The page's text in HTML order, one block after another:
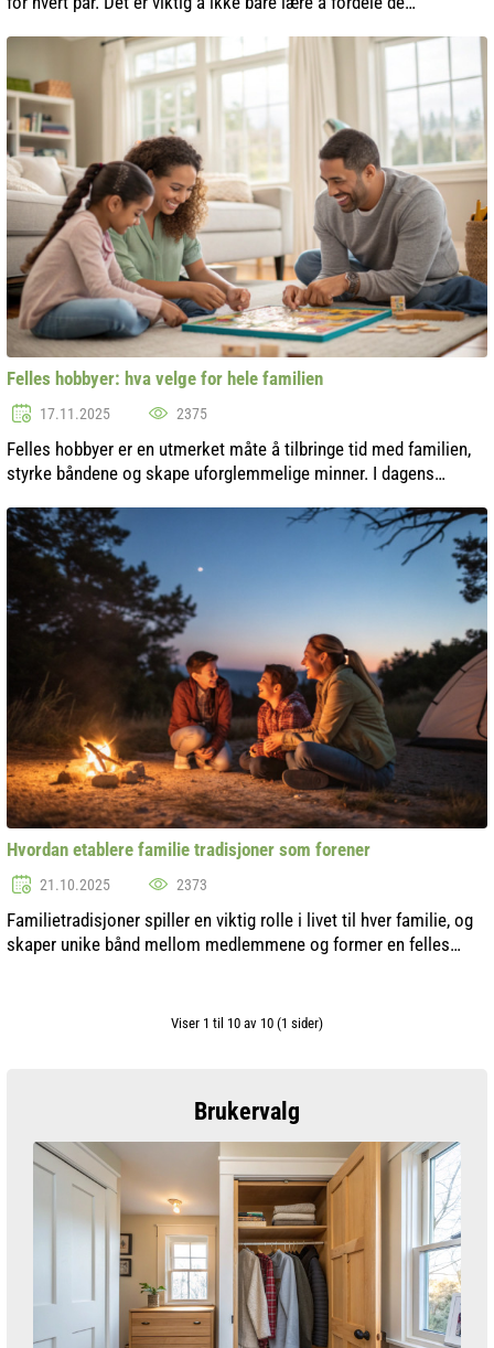
konflikter og misforst...
Felles hobbyer: hva velge for hele familien
17.11.2025 2375
Felles hobbyer er en utmerket måte å tilbringe tid med familien,
styrke båndene og skape uforglemmelige minner. I dagens
interesser ...
Hvordan etablere familie tradisjoner som forener
21.10.2025 2373
Familietradisjoner spiller en viktig rolle i livet til hver familie, og
skaper unike bånd mellom medlemmene og former en felles
Viser 1 til 10 av 10 (1 sider)
Brukervalg